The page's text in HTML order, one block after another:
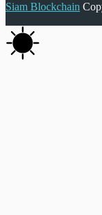
Siam Blockchain